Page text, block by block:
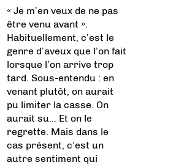
« Je m’en veux de ne pas
être venu avant ».
Habituellement, c’est le
genre d’aveux que l’on fait
lorsque l’on arrive trop
tard. Sous-entendu : en
venant plutôt, on aurait
pu limiter la casse. On
aurait su… Et on le
regrette. Mais dans le
cas présent, c’est un
autre sentiment qui